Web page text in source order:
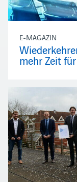
E-MAGAZIN
mehr Zeit